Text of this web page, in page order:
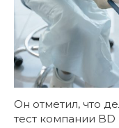
Он отметил, что
тест компании